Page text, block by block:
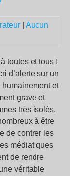
Aucun
toutes et tous !
d’alerte sur un
humainement et
grave et
très isolés,
à être
de contrer les
médiatiques
de rendre
véritable